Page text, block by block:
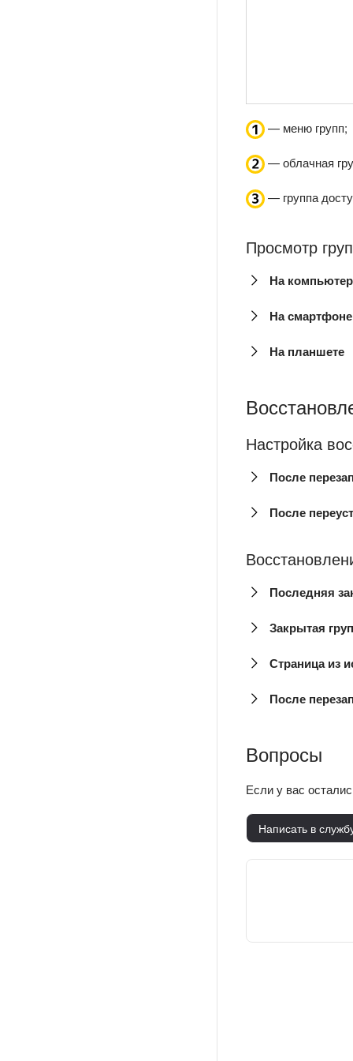
— меню групп;
— облачная
— группа
Просмотр
На
На смартфоне
На планшете
Настройка
После
После
Последняя
Закрытая
Страница из
После
Вопросы
Если у вас
Написать в